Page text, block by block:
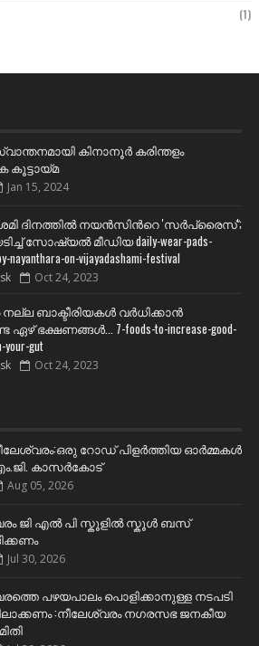
(1)
കിനാനൂർ കരിന്തളം
Jan 15, 2024
ദിനത്തില്‍ നയന്‍സിന്‍റെ 'സര്‍പ്രൈസ്';
സോഷ്യല്‍ മീഡിയ daily-wear-pads-
nayanthara-on-vijayadashami-festival
Oct 24, 2023
ബാക്ടീരിയകൾ വര്‍ധിക്കാന്‍
ഏഴ് ഭക്ഷണങ്ങള്‍... 7-foods-to-increase-good-
your-gut
Oct 24, 2023
റോഡ് പിളർത്തിയ ഓർമ്മകൾ
കാസർകോട്
Aug 05, 2026
ജി എൽ പി സ്കൂളിൽ സ്കൂൾ ബസ്
Jul 30, 2026
പഴയപാലം പൊളിക്കാനുള്ള നടപടി
:നീലേശ്വരം നഗരസഭ ജനകീയ